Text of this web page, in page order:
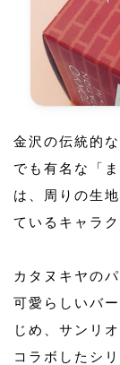
金沢の伝統的
でも有名な「
は、周りの生
ているキャラ
カタヌキヤの
可愛らしいバ
じめ、サンリ
コラボしたシ